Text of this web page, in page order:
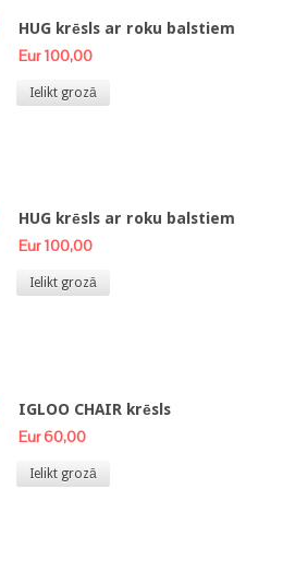
HUG krēsls ar roku balstiem
Eur 100,00
Ielikt grozā
HUG krēsls ar roku balstiem
Eur 100,00
Ielikt grozā
IGLOO CHAIR krēsls
Eur 60,00
Ielikt grozā